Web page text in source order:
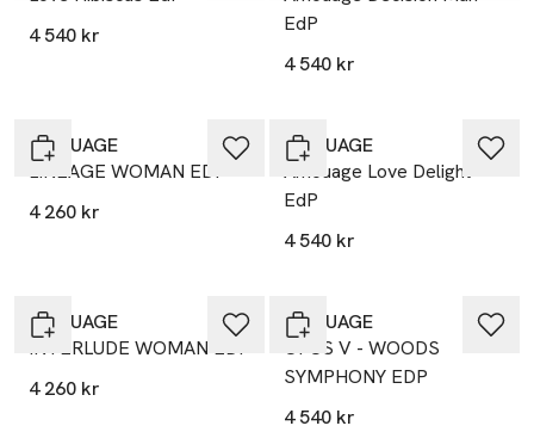
4 540 kr
EdP
4 540 kr
AMOUAGE
LINEAGE WOMAN EDP
4 260 kr
AMOUAGE
Amouage Love Delight
EdP
4 540 kr
AMOUAGE
INTERLUDE WOMAN EDP
4 260 kr
AMOUAGE
OPUS V - WOODS
SYMPHONY EDP
4 540 kr